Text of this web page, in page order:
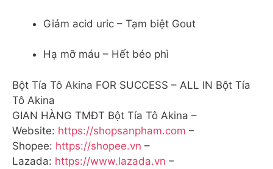
Giảm acid uric – Tạm biệt Gout
Hạ mỡ máu – Hết béo phì
Bột Tía Tô Akina FOR SUCCESS – ALL IN Bột Tía
Tô Akina
GIAN HÀNG TMĐT Bột Tía Tô Akina –
Website: https://shopsanpham.com –
Shopee: https://shopee.vn –
Lazada: https://www.lazada.vn –